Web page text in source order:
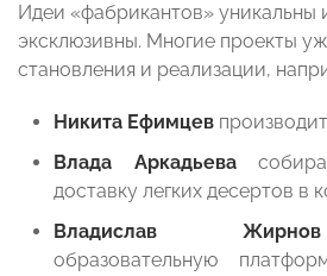
Идеи «фабрикантов» уникальны
эксклюзивны. Многие проекты
становления и реализации,
Никита Ефимцев
Влада Аркадьева
доставку легких десертов в
Владислав Жирнов
образовательную